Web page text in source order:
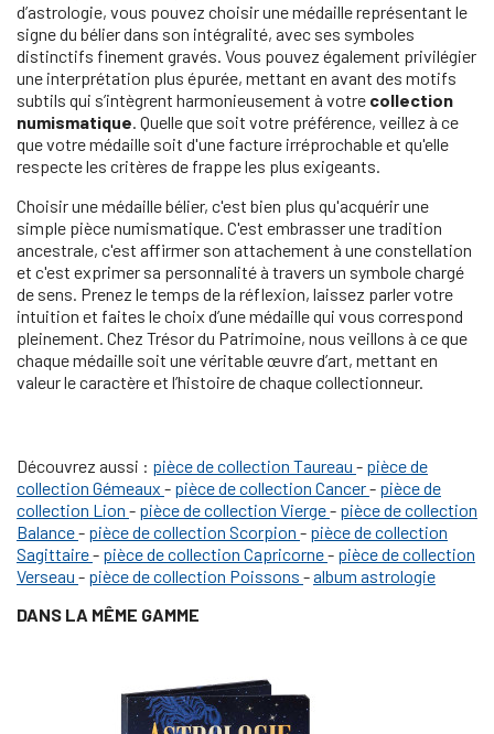
d’astrologie, vous pouvez choisir une médaille représentant le
signe du bélier dans son intégralité, avec ses symboles
distinctifs finement gravés. Vous pouvez également privilégier
une interprétation plus épurée, mettant en avant des motifs
subtils qui s’intègrent harmonieusement à votre collection
numismatique . Quelle que soit votre préférence, veillez à ce
que votre médaille soit d'une facture irréprochable et qu'elle
respecte les critères de frappe les plus exigeants.
Choisir une médaille bélier, c'est bien plus qu'acquérir une
simple pièce numismatique. C'est embrasser une tradition
ancestrale, c'est affirmer son attachement à une constellation
et c'est exprimer sa personnalité à travers un symbole chargé
de sens. Prenez le temps de la réflexion, laissez parler votre
intuition et faites le choix d’une médaille qui vous correspond
pleinement. Chez Trésor du Patrimoine, nous veillons à ce que
chaque médaille soit une véritable œuvre d’art, mettant en
valeur le caractère et l’histoire de chaque collectionneur.
Découvrez aussi : pièce de collection Taureau - pièce de
collection Gémeaux - pièce de collection Cancer- pièce de
collection Lion - pièce de collection Vierge- pièce de collection
Balance- pièce de collection Scorpion - pièce de collection
Sagittaire- pièce de collection Capricorne- pièce de collection
Verseau - pièce de collection Poissons -album astrologie
DANS LA MÊME GAMME